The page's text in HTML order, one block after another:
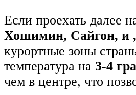
Если проехать далее
Хошимин, Сайгон, и ,
курортные зоны
температура на 3-4
чем в центре, что